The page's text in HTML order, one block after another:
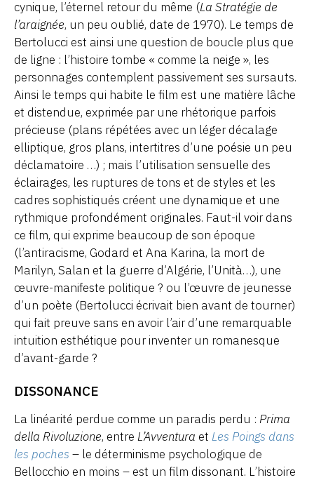
cynique, l’éternel retour du même (La Stratégie de
l’araignée, un peu oublié, date de 1970). Le temps de
Bertolucci est ainsi une question de boucle plus que
de ligne : l’histoire tombe « comme la neige », les
personnages contemplent passivement ses sursauts.
Ainsi le temps qui habite le film est une matière lâche
et distendue, exprimée par une rhétorique parfois
précieuse (plans répétées avec un léger décalage
elliptique, gros plans, intertitres d’une poésie un peu
déclamatoire …) ; mais l’utilisation sensuelle des
éclairages, les ruptures de tons et de styles et les
cadres sophistiqués créent une dynamique et une
rythmique profondément originales. Faut-il voir dans
ce film, qui exprime beaucoup de son époque
(l’antiracisme, Godard et Ana Karina, la mort de
Marilyn, Salan et la guerre d’Algérie, l’Unità…), une
œuvre-manifeste politique ? ou l’œuvre de jeunesse
d’un poète (Bertolucci écrivait bien avant de tourner)
qui fait preuve sans en avoir l’air d’une remarquable
intuition esthétique pour inventer un romanesque
d’avant-garde ?
DISSONANCE
La linéarité perdue comme un paradis perdu : Prima
della Rivoluzione, entre L’Avventura et Les Poings dans
les poches – le déterminisme psychologique de
Bellocchio en moins – est un film dissonant. L’histoire